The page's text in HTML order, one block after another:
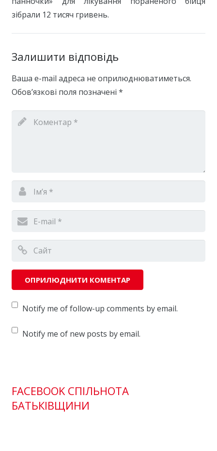
зібрали 12 тисяч гривень.
Залишити відповідь
Ваша e-mail адреса не оприлюднюватиметься.
Обов’язкові поля позначені *
Notify me of follow-up comments by email.
Notify me of new posts by email.
FACEBOOK СПІЛЬНОТА
БАТЬКІВЩИНИ